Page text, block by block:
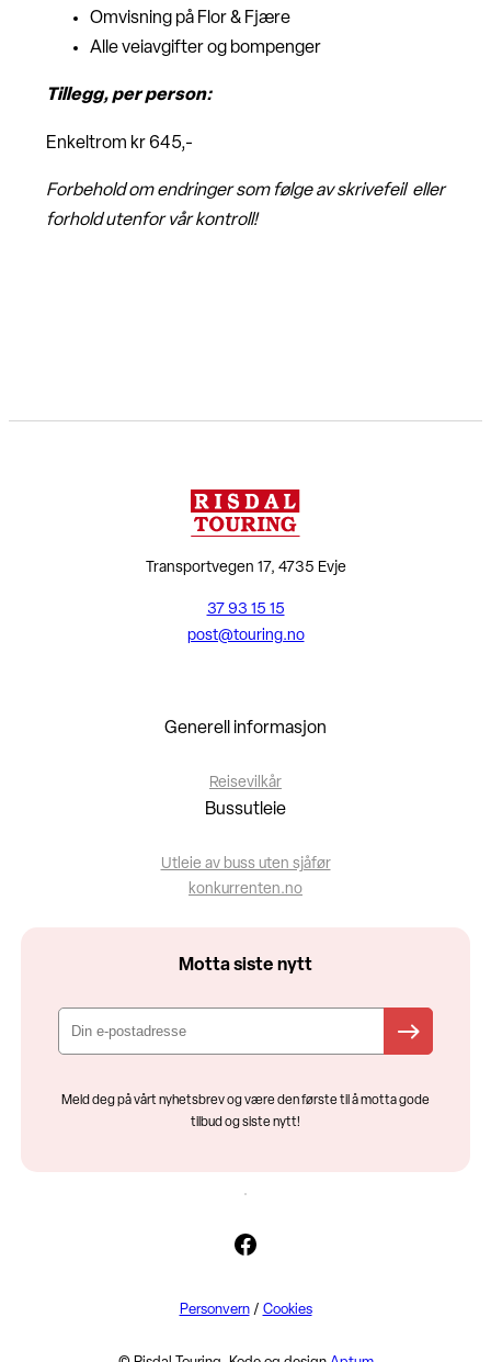
Omvisning på Flor & Fjære
Alle veiavgifter og bompenger
Tillegg, per person:
Enkeltrom kr 645,-
Forbehold om endringer som følge av skrivefeil eller
forhold utenfor vår kontroll!
Transportvegen 17, 4735 Evje
37 93 15 15
post@touring.no
Generell informasjon
Reisevilkår
Bussutleie
Utleie av buss uten sjåfør
konkurrenten.no
Motta siste nytt
Meld deg på vårt nyhetsbrev og være den første til å motta gode
tilbud og siste nytt!
Facebook
Personvern/ Cookies